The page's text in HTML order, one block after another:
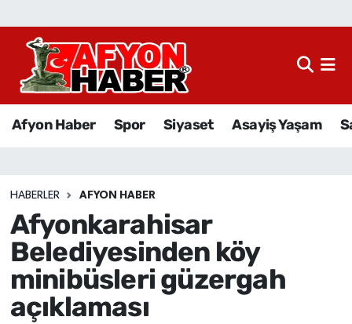
Afyon Haber Spor Siyaset Asayiş Yaşam
HABERLER AFYON HABER
Afyonkarahisar
Belediyesinden köy
minibüsleri güzergah
açıklaması
Afyon Haber
Sağlık
Eğitim
Sivil Toplum